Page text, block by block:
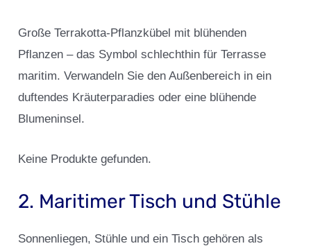
Große Terrakotta-Pflanzkübel mit blühenden
Pflanzen – das Symbol schlechthin für Terrasse
maritim. Verwandeln Sie den Außenbereich in ein
duftendes Kräuterparadies oder eine blühende
Blumeninsel.
Keine Produkte gefunden.
2. Maritimer Tisch und Stühle
Sonnenliegen, Stühle und ein Tisch gehören als